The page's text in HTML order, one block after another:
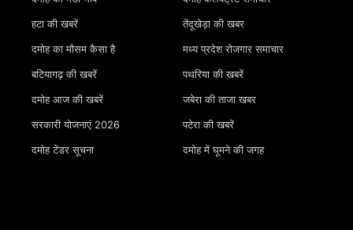
हटा की खबरें
दमोह का मौसम कैसा है
बटियागढ़ की खबरें
दमोह आज की खबरें
सरकारी योजनाएं 2026
दमोह टेंडर सूचना
तेंदूखेड़ा की खबर
मध्य प्रदेश रोजगार समाचार
पथरिया की खबरें
जबेरा की ताजा खबर
पटेरा की खबरें
दमोह में घूमने की जगह